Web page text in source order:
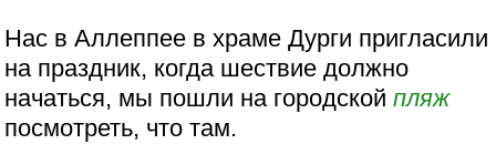
Нас в Аллеппее в храме Дурги пригласили
на праздник, когда шествие должно
начаться, мы пошли на городскойпляж
посмотреть, что там.